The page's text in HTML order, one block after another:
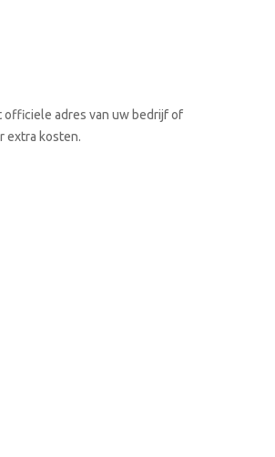
adres van uw bedrijf of
extra kosten.